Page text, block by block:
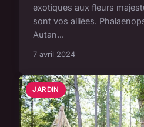
exotiques aux fleurs
sont vos alliées.
Autan...
7 avril 2024
JARDIN